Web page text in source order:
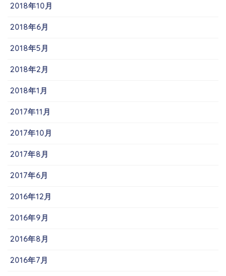
2018年10月
2018年6月
2018年5月
2018年2月
2018年1月
2017年11月
2017年10月
2017年8月
2017年6月
2016年12月
2016年9月
2016年8月
2016年7月